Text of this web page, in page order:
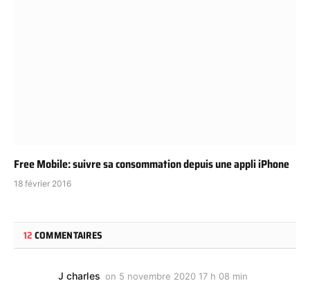
Free Mobile: suivre sa consommation depuis une appli iPhone
18 février 2016
12COMMENTAIRES
J charles on 5 novembre 2020 17 h 08 min